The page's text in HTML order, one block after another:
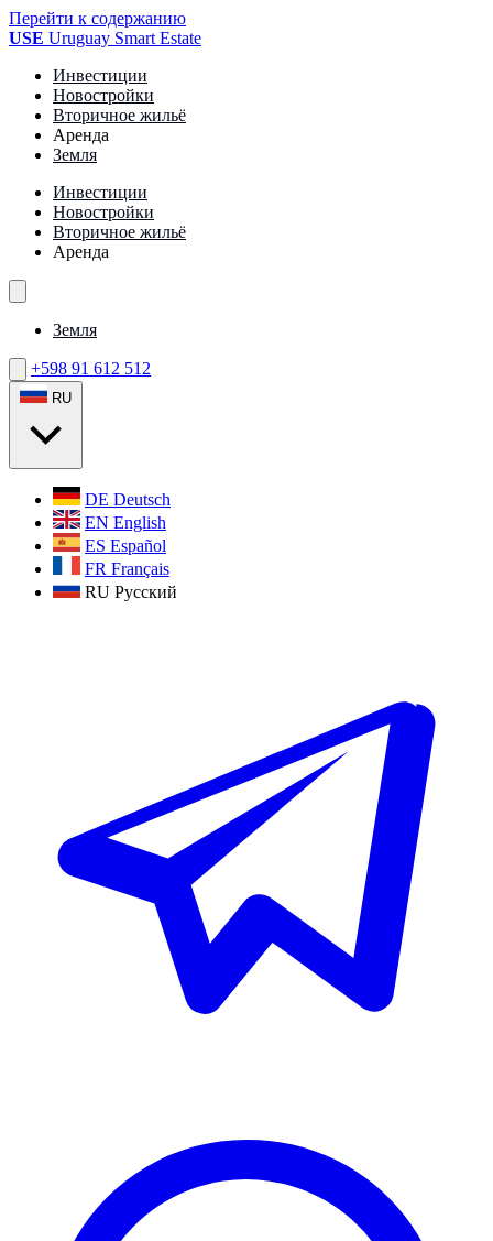
Перейти к содержанию
USE Uruguay Smart Estate
Инвестиции
Новостройки
Вторичное жильё
Аренда
Земля
Инвестиции
Новостройки
Вторичное жильё
Аренда
Земля
+598 91 612 512
RU
DE Deutsch
EN English
ES Español
FR Français
RU Русский